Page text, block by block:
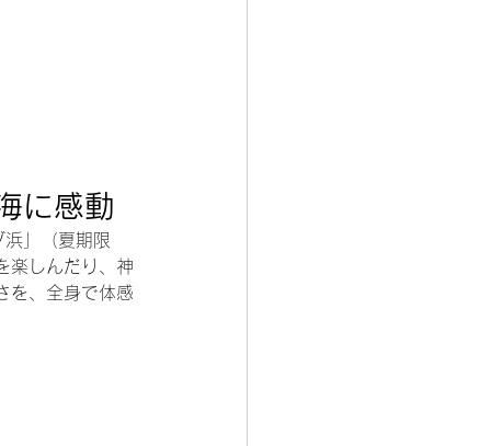
に感動
」（夏期限
楽しんだり、神
を、全身で体感